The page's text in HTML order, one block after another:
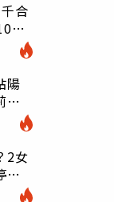
合
人
潰
陽
莎
他
2女
機
」